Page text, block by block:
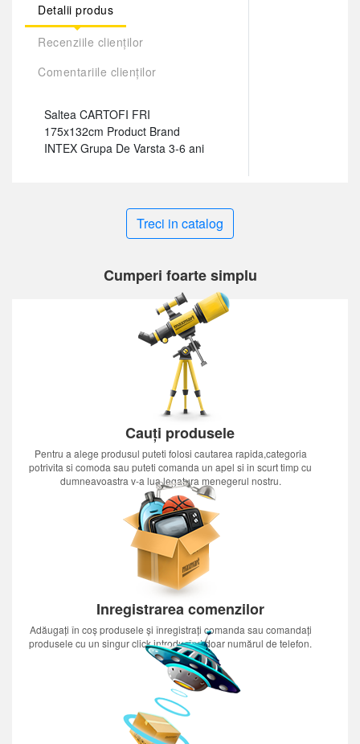
Detalii produs
Recenziile clienților
Comentariile clienților
Saltea CARTOFI FRI
175x132cm Product Brand
INTEX Grupa De Varsta 3-6 ani
Treci in catalog
Cumperi foarte simplu
Cauți produsele
Pentru a alege produsul puteti folosi cautarea rapida,categoria
potrivita si comoda sau puteti comanda un apel si in scurt timp cu
dumneavoastra v-a lua legatura menegerul nostru.
Inregistrarea comenzilor
Adăugați în coș produsele și înregistrați comanda sau comandați
produsele cu un singur click introducînd doar numărul de telefon.